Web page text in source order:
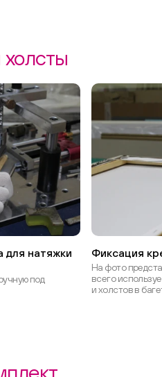
для натяжки
под
Фиксация
На фото
всего
и холстов в